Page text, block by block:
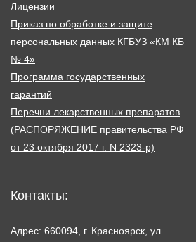
Лицензии
Приказ по обработке и защите
персональных данных КГБУЗ «КМ КБ
№ 4»
Программа государственных
гарантий
Перечни лекарственных препаратов
(РАСПОРЯЖЕНИЕ правительства РФ
от 23 октября 2017 г. N 2323-р)
Контакты:
Адрес: 660094, г. Красноярск, ул.